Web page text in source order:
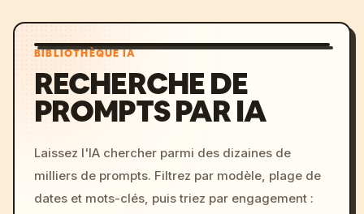
BIBLIOTHÈQUE IA
RECHERCHE DE
PROMPTS PAR IA
Laissez l'IA chercher parmi des dizaines de
milliers de prompts. Filtrez par modèle, plage de
dates et mots-clés, puis triez par engagement :